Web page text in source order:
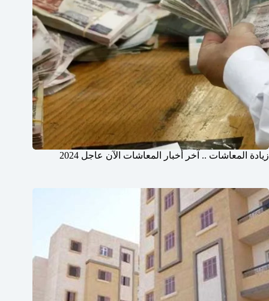
زيادة المعاشات .. آخر أخبار المعاشات الآن عاجل 2024